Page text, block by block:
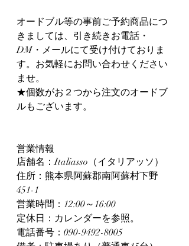
オードブル等の事前ご予約商品につ
きましては、引き続きお電話・
DM・メールにて受け付けておりま
す。お気軽にお問い合わせください
ませ。
★個数がお２つから注文のオードブ
ルもございます。
営業情報
店舗名：Italiasso（イタリアッソ）
住所：熊本県阿蘇郡南阿蘇村下野
451-1
営業時間：12:00～16:00
定休日：カレンダーを参照。
電話番号：090-9492-8005